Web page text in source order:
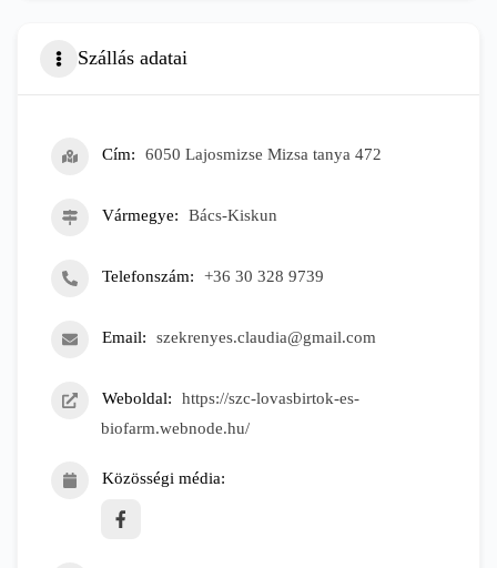
Szállás adatai
Cím 6050 Lajosmizse Mizsa tanya 472
Vármegye Bács-Kiskun
Telefonszám +36 30 328 9739
Email szekrenyes.claudia@gmail.com
Weboldal
https://szc-lovasbirtok-es-
biofarm.webnode.hu/
Közösségi média